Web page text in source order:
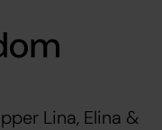
Lina, Elina &